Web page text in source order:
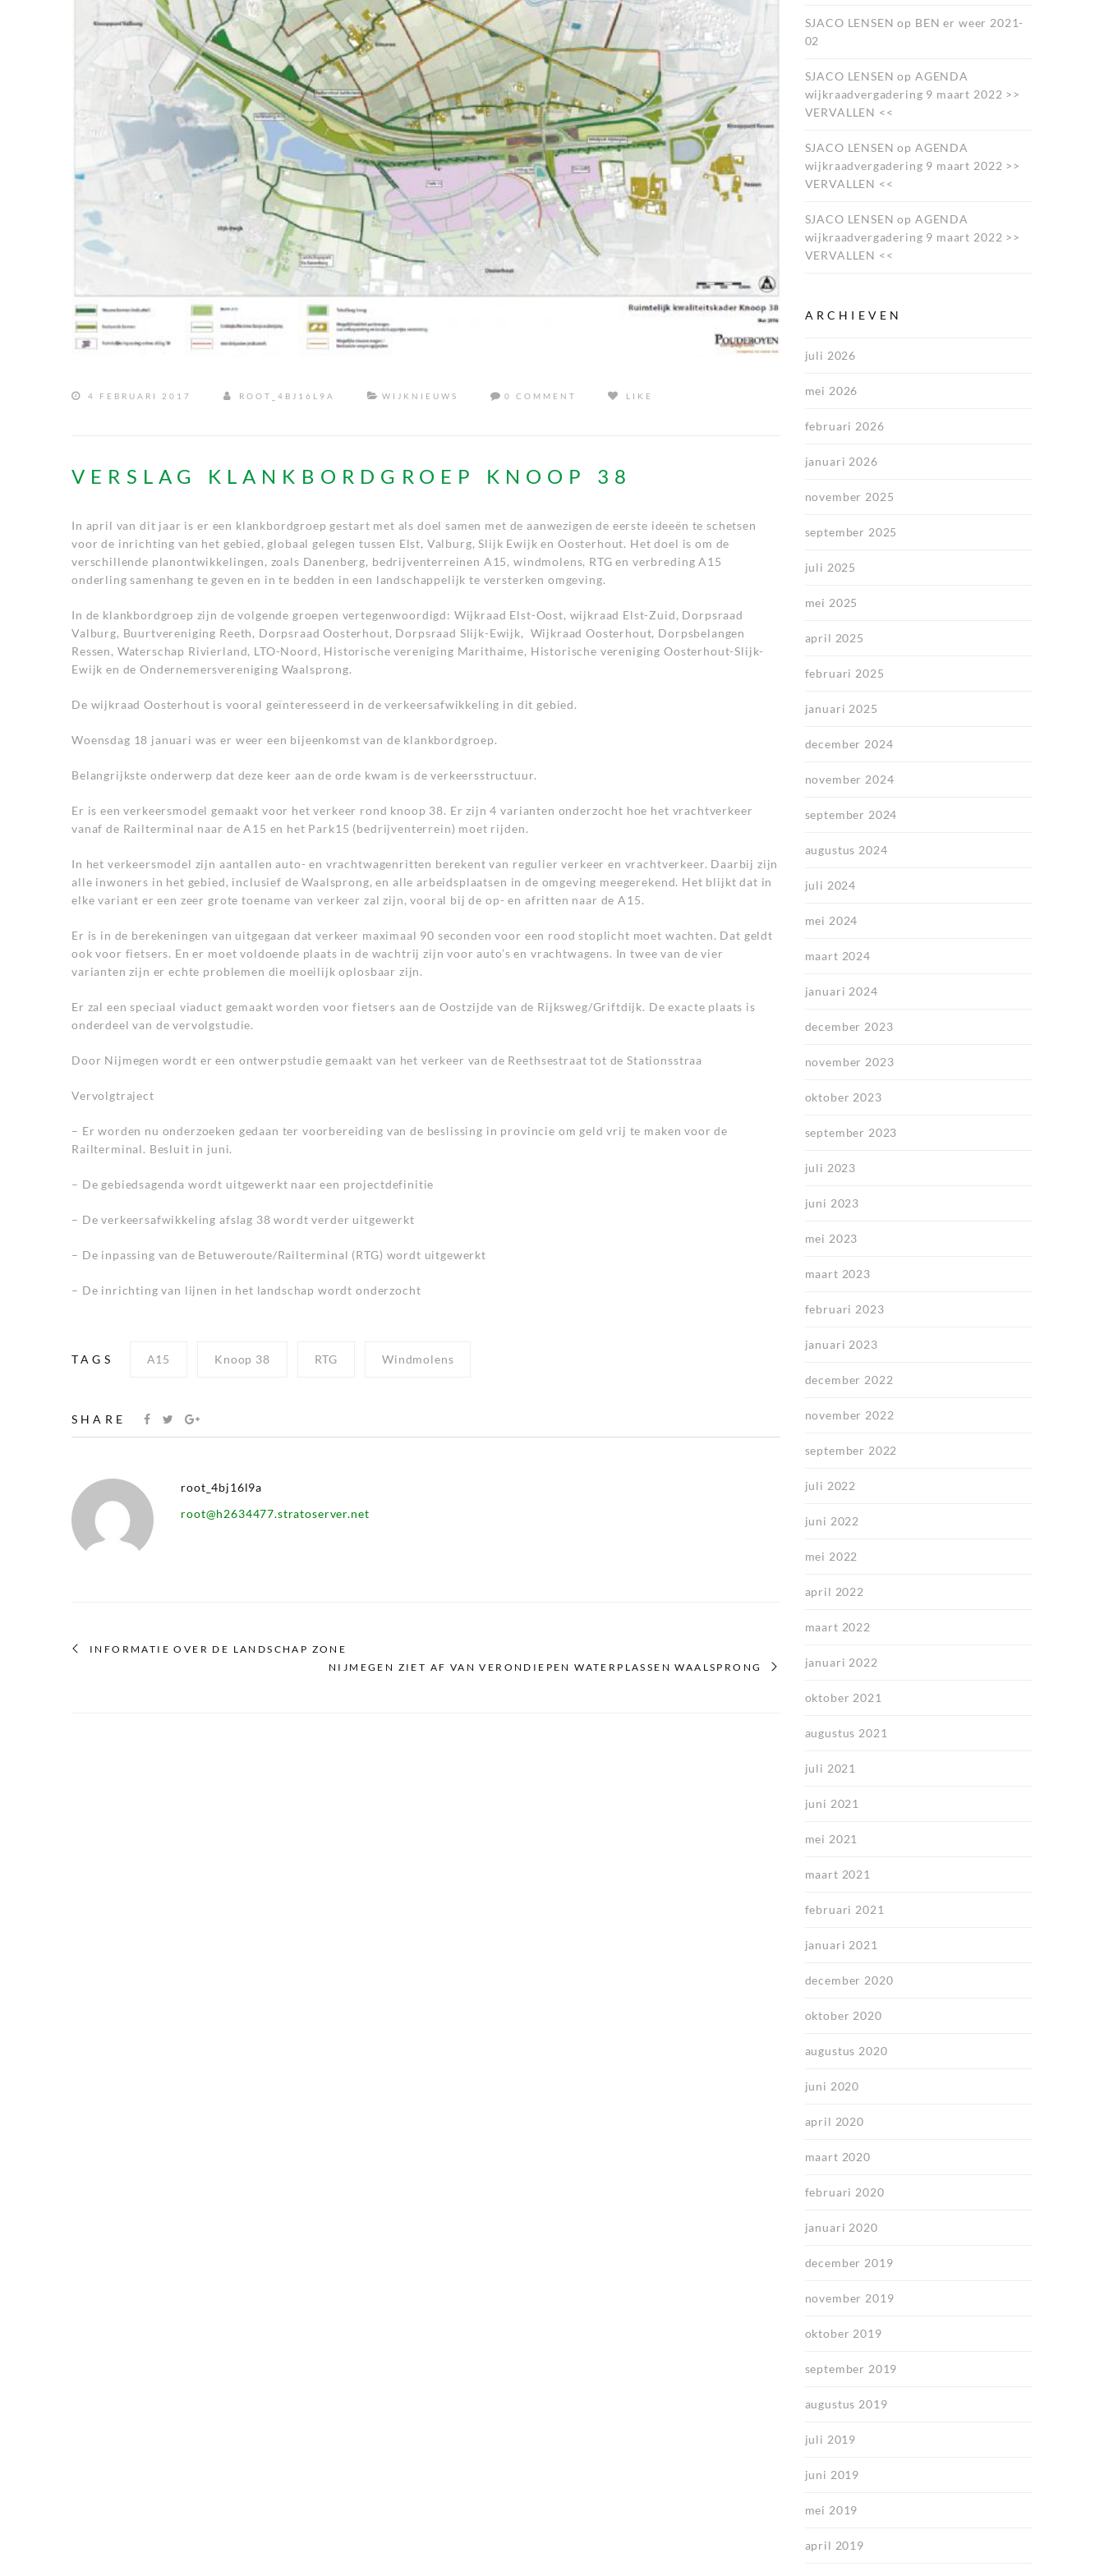
4 FEBRUARI 2017 ROOT_4BJ16L9A WIJKNIEUWS 0 COMMENT LIKE
VERSLAG KLANKBORDGROEP KNOOP 38
In april van dit jaar is er een klankbordgroep gestart met als doel samen met de aanwezigen de eerste ideeën te schetsen
voor de inrichting van het gebied, globaal gelegen tussen Elst, Valburg, Slijk Ewijk en Oosterhout. Het doel is om de
verschillende planontwikkelingen, zoals Danenberg, bedrijventerreinen A15, windmolens, RTG en verbreding A15
onderling samenhang te geven en in te bedden in een landschappelijk te versterken omgeving.
In de klankbordgroep zijn de volgende groepen vertegenwoordigd: Wijkraad Elst-Oost, wijkraad Elst-Zuid, Dorpsraad
Valburg, Buurtvereniging Reeth, Dorpsraad Oosterhout, Dorpsraad Slijk-Ewijk, Wijkraad Oosterhout, Dorpsbelangen
Ressen, Waterschap Rivierland, LTO-Noord, Historische vereniging Marithaime, Historische vereniging Oosterhout-Slijk-
Ewijk en de Ondernemersvereniging Waalsprong.
De wijkraad Oosterhout is vooral geïnteresseerd in de verkeersafwikkeling in dit gebied.
Woensdag 18 januari was er weer een bijeenkomst van de klankbordgroep.
Belangrijkste onderwerp dat deze keer aan de orde kwam is de verkeersstructuur.
Er is een verkeersmodel gemaakt voor het verkeer rond knoop 38. Er zijn 4 varianten onderzocht hoe het vrachtverkeer
vanaf de Railterminal naar de A15 en het Park15 (bedrijventerrein) moet rijden.
In het verkeersmodel zijn aantallen auto- en vrachtwagenritten berekent van regulier verkeer en vrachtverkeer. Daarbij zijn
alle inwoners in het gebied, inclusief de Waalsprong, en alle arbeidsplaatsen in de omgeving meegerekend. Het blijkt dat in
elke variant er een zeer grote toename van verkeer zal zijn, vooral bij de op- en afritten naar de A15.
Er is in de berekeningen van uitgegaan dat verkeer maximaal 90 seconden voor een rood stoplicht moet wachten. Dat geldt
ook voor fietsers. En er moet voldoende plaats in de wachtrij zijn voor auto’s en vrachtwagens. In twee van de vier
varianten zijn er echte problemen die moeilijk oplosbaar zijn.
Er zal een speciaal viaduct gemaakt worden voor fietsers aan de Oostzijde van de Rijksweg/Griftdijk. De exacte plaats is
onderdeel van de vervolgstudie.
Door Nijmegen wordt er een ontwerpstudie gemaakt van het verkeer van de Reethsestraat tot de Stationsstraa
Vervolgtraject
– Er worden nu onderzoeken gedaan ter voorbereiding van de beslissing in provincie om geld vrij te maken voor de
Railterminal. Besluit in juni.
– De gebiedsagenda wordt uitgewerkt naar een projectdefinitie
– De verkeersafwikkeling afslag 38 wordt verder uitgewerkt
– De inpassing van de Betuweroute/Railterminal (RTG) wordt uitgewerkt
– De inrichting van lijnen in het landschap wordt onderzocht
TAGS A15 Knoop 38 RTG Windmolens
SHARE
root_4bj16l9a
root@h2634477.stratoserver.net
INFORMATIE OVER DE LANDSCHAP ZONE
NIJMEGEN ZIET AF VAN VERONDIEPEN WATERPLASSEN WAALSPRONG
SJACO LENSEN op BEN er weer 2021-
02
SJACO LENSEN op AGENDA
wijkraadvergadering 9 maart 2022 >>
VERVALLEN <<
SJACO LENSEN op AGENDA
wijkraadvergadering 9 maart 2022 >>
VERVALLEN <<
SJACO LENSEN op AGENDA
wijkraadvergadering 9 maart 2022 >>
VERVALLEN <<
ARCHIEVEN
juli 2026
mei 2026
februari 2026
januari 2026
november 2025
september 2025
juli 2025
mei 2025
april 2025
februari 2025
januari 2025
december 2024
november 2024
september 2024
augustus 2024
juli 2024
mei 2024
maart 2024
januari 2024
december 2023
november 2023
oktober 2023
september 2023
juli 2023
juni 2023
mei 2023
maart 2023
februari 2023
januari 2023
december 2022
november 2022
september 2022
juli 2022
juni 2022
mei 2022
april 2022
maart 2022
januari 2022
oktober 2021
augustus 2021
juli 2021
juni 2021
mei 2021
maart 2021
februari 2021
januari 2021
december 2020
oktober 2020
augustus 2020
juni 2020
april 2020
maart 2020
februari 2020
januari 2020
december 2019
november 2019
oktober 2019
september 2019
augustus 2019
juli 2019
juni 2019
mei 2019
april 2019